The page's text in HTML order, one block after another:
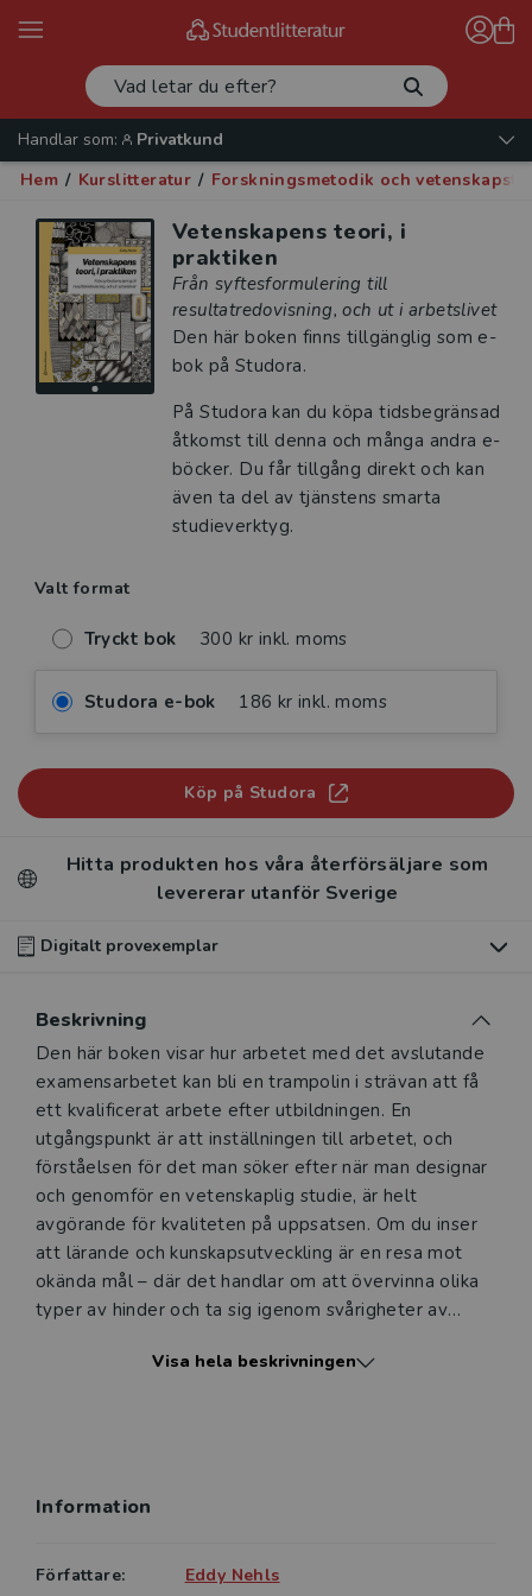
Handlar som:
Privatkund
Hem / Kurslitteratur / Forskningsmetodik och
Vetenskapens teori, i
praktiken
Från syftesformulering till
resultatredovisning, och ut i arbetslivet
Den här boken finns tillgänglig som e-
bok på Studora.
På Studora kan du köpa tidsbegränsad
åtkomst till denna och många andra e-
böcker. Du får tillgång direkt och kan
även ta del av tjänstens smarta
studieverktyg.
Valt format
Tryckt bok 300 kr inkl. moms
Studora e-bok 186 kr inkl. moms
Köp på Studora
Hitta produkten hos våra återförsäljare som
levererar utanför Sverige
Digitalt provexemplar
digitalt provexemplar av den här produkten
Våra digitala provexemplar tillhandahålls via Studora.se
och ger dig tillgång till boken under 180 dagar. Observera
att erbjudandet endast gäller relevanta produkter för din
undervisning (nivå och ämne) och dig som är verksam i
Sverige. Du kan alltid kontakta vårkundserviceom du
önskar ytterligare information eller har frågor om
produkten.
Den här produkten kan beställas av lärare på universitet
eller högskola. Om det gäller tjänsteexemplar av en
kursbok på befintlig kurslista hänvisar vi till din
Beskrivning
Beskrivning
Den här boken visar hur arbetet med det avslutande
examensarbetet kan bli en trampolin i strävan att få
ett kvalificerat arbete efter utbildningen. En
utgångspunkt är att inställningen till arbetet, och
förståelsen för det man söker efter när man designar
och genomför en vetenskaplig studie, är helt
avgörande för kvaliteten på uppsatsen. Om du inser
att lärande och kunskapsutveckling är en resa mot
okända mål – där det handlar om att övervinna olika
typer av hinder och ta sig igenom svårigheter av
öppen framtid i en föränderlig och osäker värld. Det
Visa hela beskrivningen
Information
Författare:
Eddy Nehls